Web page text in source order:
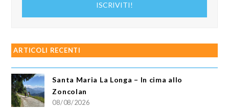
ISCRIVITI!
ARTICOLI RECENTI
Santa Maria La Longa – In cima allo
Zoncolan
08/08/2026